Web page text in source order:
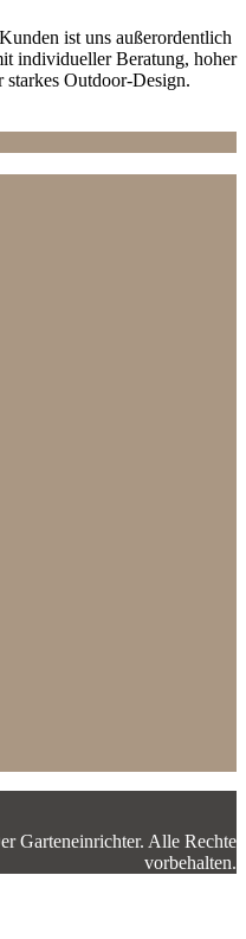
ist uns außerordentlich
individueller Beratung, hoher
Outdoor-Design.
Garteneinrichter.­ ­Alle Rechte
vorbehalten.